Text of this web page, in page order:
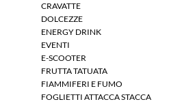
CRAVATTE
DOLCEZZE
ENERGY DRINK
EVENTI
E-SCOOTER
FRUTTA TATUATA
FIAMMIFERI E FUMO
FOGLIETTI ATTACCA STACCA